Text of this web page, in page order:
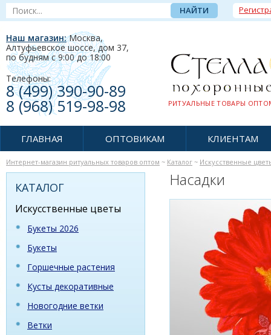
РИТУАЛЬНЫЕ ТОВАРЫ
Наш магазин:Москва,
Алтуфьевское шоссе, дом 37,
по будням c 9:00 до 18:00
Телефоны:
8 (499) 390-90-89
8 (968) 519-98-98
ГЛАВНАЯ ОПТОВИКАМ КЛИЕНТАМ
Интернет-магазин ритуальных товаров оптом ~ Каталог ~ Искусственные
КАТАЛОГ
Искусственные цветы
Букеты 2026
Букеты
Горшечные растения
Кусты декоративные
Новогодние ветки
Ветки
Насадки